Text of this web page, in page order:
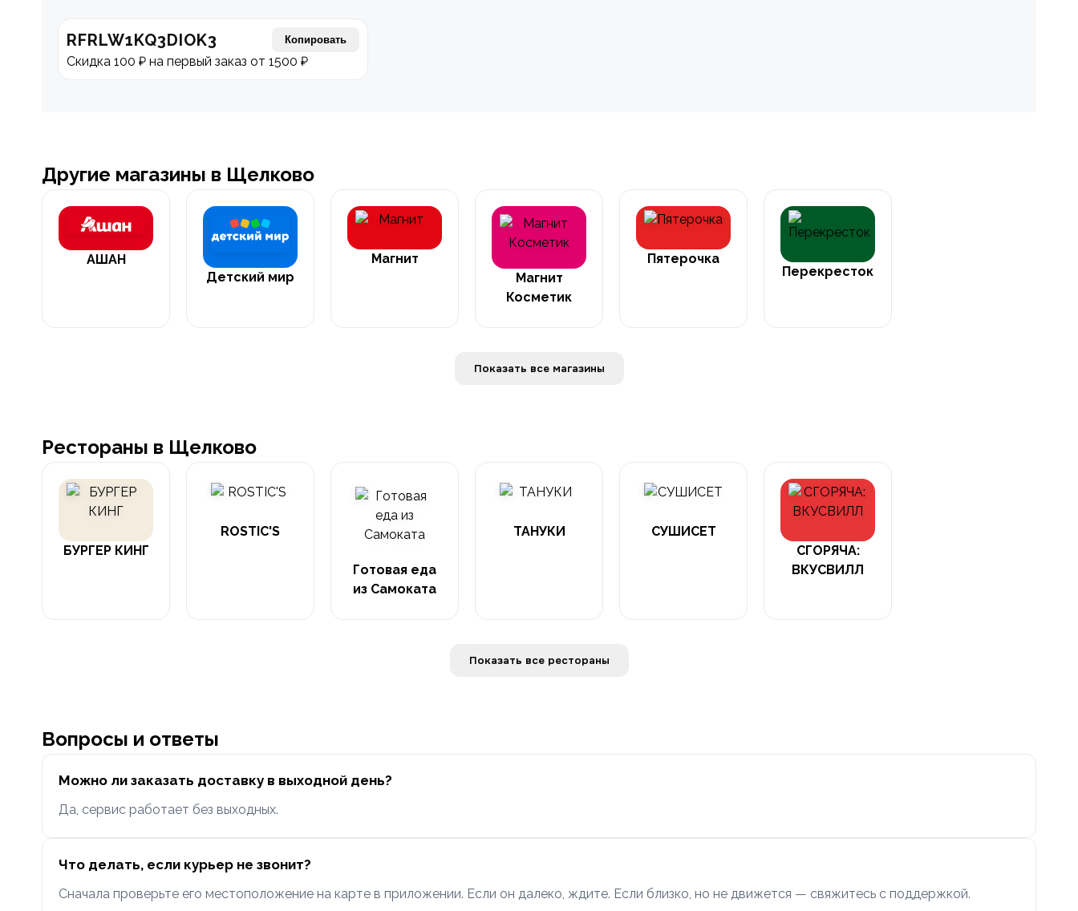
RFRLW1KQ3DIOK3 Копировать
Скидка 100 ₽ на первый заказ от 1500 ₽
Другие магазины в Щелково
АШАН
Детский мир
Магнит
Магнит
Косметик
Пятерочка
Перекресток
Показать все магазины
Рестораны в Щелково
БУРГЕР КИНГ
ROSTIC'S
Готовая еда
из Самоката
ТАНУКИ
СУШИСЕТ
СГОРЯЧА:
ВКУСВИЛЛ
Показать все рестораны
Вопросы и ответы
Можно ли заказать доставку в выходной день?
Да, сервис работает без выходных.
Что делать, если курьер не звонит?
Сначала проверьте его местоположение на карте в приложении. Если он далеко, ждите. Если близко, но не движется — свяжитесь с поддержкой.